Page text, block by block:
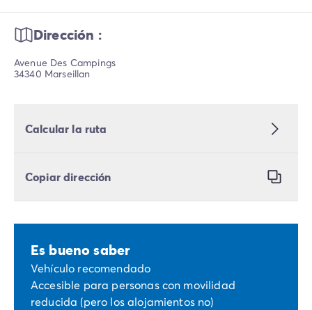
Dirección :
Avenue Des Campings
34340 Marseillan
Calcular la ruta
Copiar dirección
Es bueno saber
Vehículo recomendado
Accesible para personas con movilidad
reducida (pero los alojamientos no)